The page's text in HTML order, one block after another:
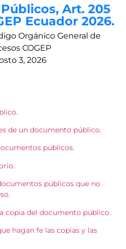
Art. 205
Ecuador 2026.
Orgánico General de
COGEP
3, 2026
de un documento público.
públicos.
públicos que no
copia del documento público.
hagan fe las copias y las